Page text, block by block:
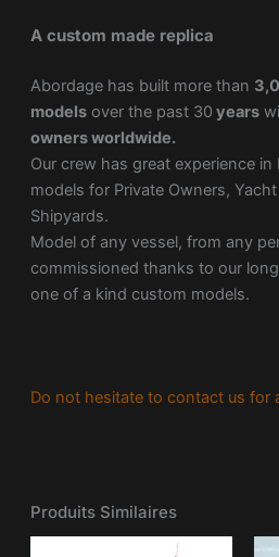
A custom made replica
Abordage has built more than
modelsover the past 30 years
owners worldwide.
Our crew has great experience
models for Private Owners,
Shipyards.
Model of any vessel, from any
commissioned thanks to our
one of a kind custom models.
Do not hesitate to contact us for
Produits Similaires